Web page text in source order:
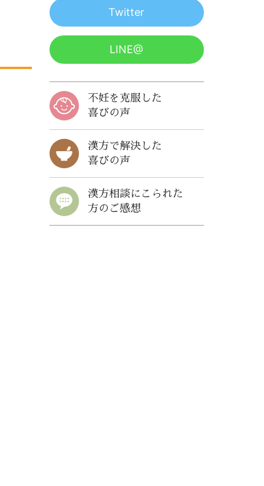
Twitter
LINE@
不妊を克服した
喜びの声
漢方で解決した
喜びの声
漢方相談にこられた
方のご感想